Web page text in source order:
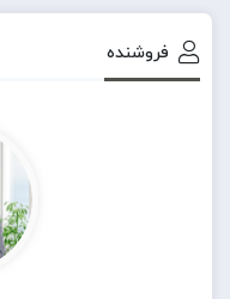
فروشنده